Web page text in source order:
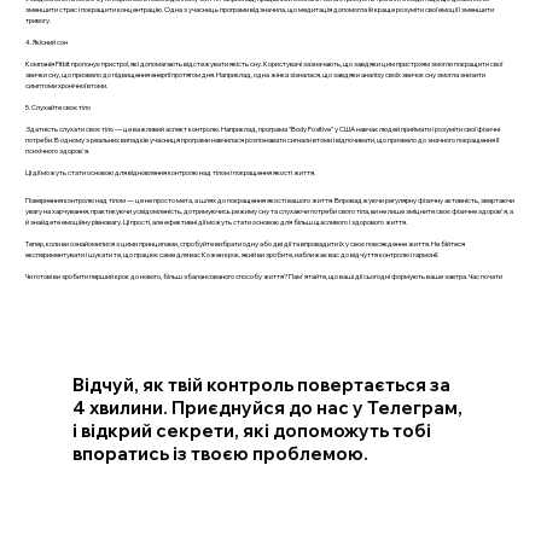
зменшити стрес і покращити концентрацію. Одна з учасниць програми відзначила, що медитація допомогла їй краще розуміти свої емоції і зменшити
тривогу.
4. Якісний сон
Компанія Fitbit пропонує пристрої, які допомагають відстежувати якість сну. Користувачі зазначають, що завдяки цим пристроям змогли покращити свої
звички сну, що призвело до підвищення енергії протягом дня. Наприклад, одна жінка зізналася, що завдяки аналізу своїх звичок сну змогла знизити
симптоми хронічної втоми.
5. Слухайте своє тіло
Здатність слухати своє тіло — це важливий аспект контролю. Наприклад, програма "Body Positive" у США навчає людей приймати і розуміти свої фізичні
потреби. В одному з реальних випадків учасниця програми навчилася розпізнавати сигнали втоми і відпочивати, що призвело до значного покращення її
психічного здоров'я.
Ці дії можуть стати основою для відновлення контролю над тілом і покращення якості життя.
Повернення контролю над тілом — це не просто мета, а шлях до покращення якості вашого життя. Впроваджуючи регулярну фізичну активність, звертаючи
увагу на харчування, практикуючи усвідомленість, дотримуючись режиму сну та слухаючи потреби свого тіла, ви не лише зміцните своє фізичне здоров'я, а
й знайдете емоційну рівновагу. Ці прості, але ефективні дії можуть стати основою для більш щасливого і здорового життя.
Тепер, коли ви ознайомилися з цими принципами, спробуйте вибрати одну або дві дії та впровадити їх у своє повсякденне життя. Не бійтеся
експериментувати і шукати те, що працює саме для вас Кожен крок, який ви зробите, наближає вас до відчуття контролю і гармонії.
Чи готові ви зробити перший крок до нового, більш збалансованого способу життя? Пам'ятайте, що ваші дії сьогодні формують ваше завтра. Час почати
Відчуй, як твій контроль повертається за
4 хвилини. Приєднуйся до нас у Телеграм,
і відкрий секрети, які допоможуть тобі
впоратись із твоєю проблемою.